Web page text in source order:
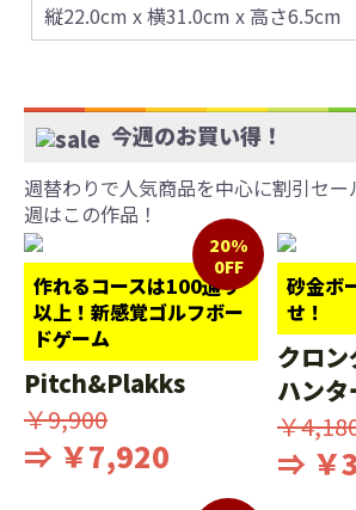
縦22.0cm x 横31.0cm x 高さ6.5cm
今週のお買い得！
週替わりで人気商品を中心に割引セ
週はこの作品！
作れるコースは100通り
以上！新感覚ゴルフボー
ドゲーム
20%
0FF
Pitch&Plakks
￥9,900
⇒ ￥7,920
砂金ボ
せ！
クロ
ハンタ
￥
⇒ ￥